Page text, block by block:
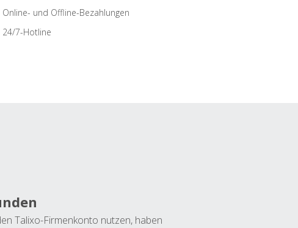
Online- und Offline-Bezahlungen
24/7-Hotline
Talixo-Firmenkonto nutzen, haben